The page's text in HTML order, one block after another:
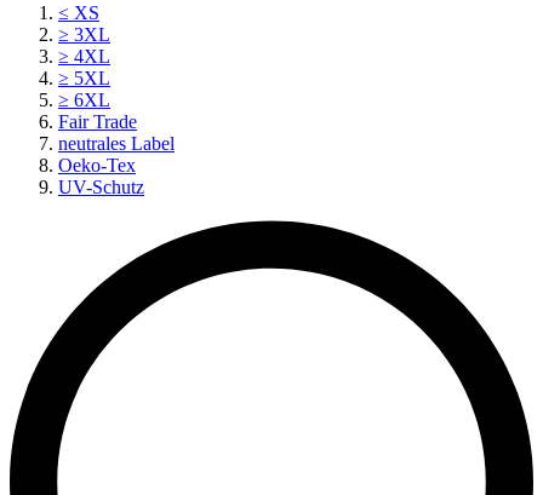
≤ XS
≥ 3XL
≥ 4XL
≥ 5XL
≥ 6XL
Fair Trade
neutrales Label
Oeko-Tex
UV-Schutz